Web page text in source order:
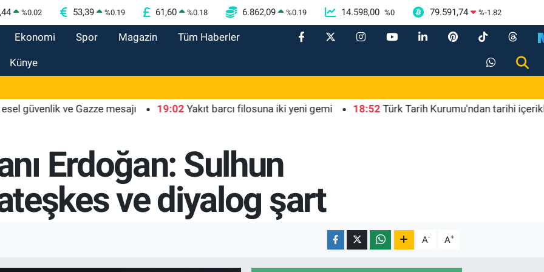
%0.02 53,39 %0.19 61,60 %0.18 6.862,09 %0.19 14.598,00 %0 79.591,74 %-1.82
Ekonomi Spor Magazin Tüm Haberler
Künye
ve Gazze mesajı 19:02 Yakıt barcı filosuna iki yeni gemi 18:52 Türk Tarih Kurumu'ndan tarihi içerikler
Erdoğan: Sulhun
ve diyalog şart
A- A+